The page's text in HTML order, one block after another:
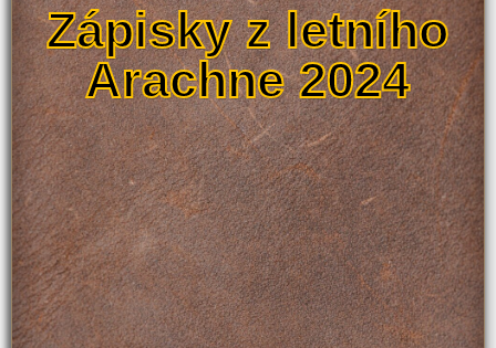
Zápisky z letního
Arachne 2024